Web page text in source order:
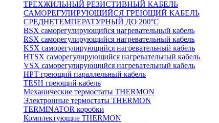
ТРЕХЖИЛЬНЫЙ РЕЗИСТИВНЫЙ КАБЕЛЬ
САМОРЕГУЛИРУЮЩИЙСЯ ГРЕЮЩИЙ КАБЕЛЬ
СРЕДНЕТЕМПЕРАТУРНЫЙ ДО 200°С
BSX саморегулирующийся нагревательный кабель
RSX саморегулирующийся нагревательный кабель
KSX саморегулирующийся нагревательный кабель
HTSX саморегулирующийся нагревательный кабель
VSX саморегулирующийся нагревательный кабель
НРТ греющий параллельный кабель
TESH греющий кабель
Механические термостаты THERMON
Электронные термостаты THERMON
TERMINATOR коробки
Комплектующие THERMON